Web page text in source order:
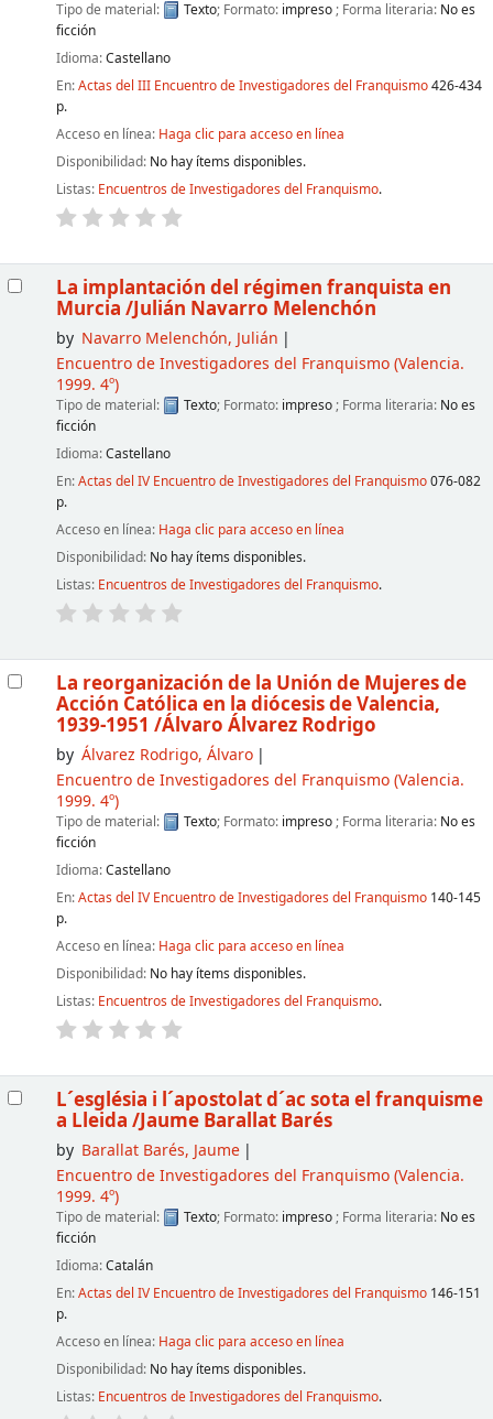
Tipo de material: Texto; Formato: impreso ; Forma literaria: No es
ficción
Idioma:Castellano
En:Actas del III Encuentro de Investigadores del Franquismo426-434
p.
Acceso en línea: Haga clic para acceso en línea
Disponibilidad: No hay ítems disponibles.
Listas: Encuentros de Investigadores del Franquismo.
La implantación del régimen franquista en
Murcia /Julián Navarro Melenchón
by Navarro Melenchón, Julián
Encuentro de Investigadores del Franquismo(Valencia.
1999. 4º)
Tipo de material: Texto; Formato: impreso ; Forma literaria: No es
ficción
Idioma:Castellano
En:Actas del IV Encuentro de Investigadores del Franquismo076-082
p.
Acceso en línea: Haga clic para acceso en línea
Disponibilidad: No hay ítems disponibles.
Listas: Encuentros de Investigadores del Franquismo.
La reorganización de la Unión de Mujeres de
Acción Católica en la diócesis de Valencia,
1939-1951 /Álvaro Álvarez Rodrigo
by Álvarez Rodrigo, Álvaro
Encuentro de Investigadores del Franquismo(Valencia.
1999. 4º)
Tipo de material: Texto; Formato: impreso ; Forma literaria: No es
ficción
Idioma:Castellano
En:Actas del IV Encuentro de Investigadores del Franquismo140-145
p.
Acceso en línea: Haga clic para acceso en línea
Disponibilidad: No hay ítems disponibles.
Listas: Encuentros de Investigadores del Franquismo.
L´església i l´apostolat d´ac sota el franquisme
a Lleida /Jaume Barallat Barés
by Barallat Barés, Jaume
Encuentro de Investigadores del Franquismo(Valencia.
1999. 4º)
Tipo de material: Texto; Formato: impreso ; Forma literaria: No es
ficción
Idioma:Catalán
En:Actas del IV Encuentro de Investigadores del Franquismo146-151
p.
Acceso en línea: Haga clic para acceso en línea
Disponibilidad: No hay ítems disponibles.
Listas: Encuentros de Investigadores del Franquismo.